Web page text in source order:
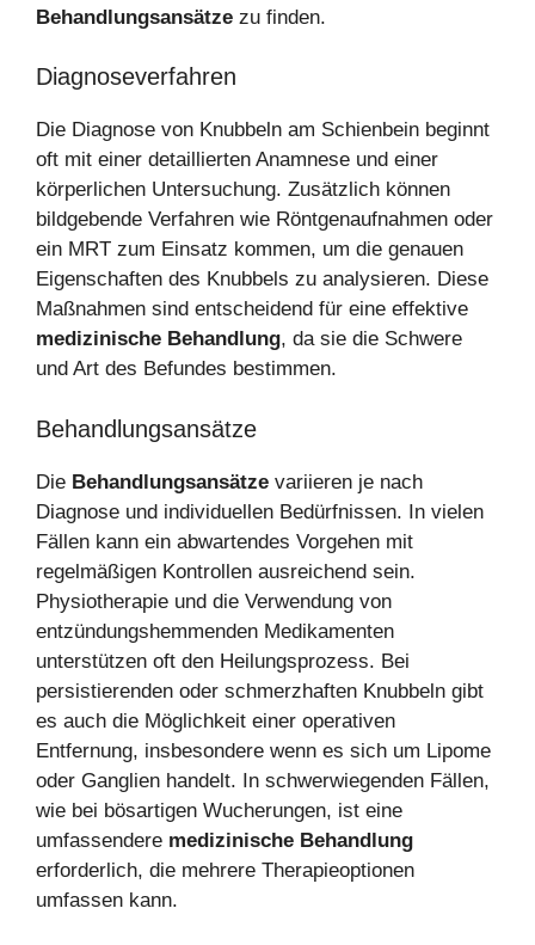
Behandlungsansätze zu finden.
Diagnoseverfahren
Die Diagnose von Knubbeln am Schienbein beginnt
oft mit einer detaillierten Anamnese und einer
körperlichen Untersuchung. Zusätzlich können
bildgebende Verfahren wie Röntgenaufnahmen oder
ein MRT zum Einsatz kommen, um die genauen
Eigenschaften des Knubbels zu analysieren. Diese
Maßnahmen sind entscheidend für eine effektive
medizinische Behandlung, da sie die Schwere
und Art des Befundes bestimmen.
Behandlungsansätze
Die Behandlungsansätze variieren je nach
Diagnose und individuellen Bedürfnissen. In vielen
Fällen kann ein abwartendes Vorgehen mit
regelmäßigen Kontrollen ausreichend sein.
Physiotherapie und die Verwendung von
entzündungshemmenden Medikamenten
unterstützen oft den Heilungsprozess. Bei
persistierenden oder schmerzhaften Knubbeln gibt
es auch die Möglichkeit einer operativen
Entfernung, insbesondere wenn es sich um Lipome
oder Ganglien handelt. In schwerwiegenden Fällen,
wie bei bösartigen Wucherungen, ist eine
umfassendere medizinische Behandlung
erforderlich, die mehrere Therapieoptionen
umfassen kann.